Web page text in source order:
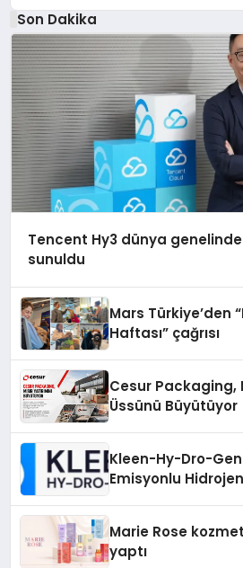
Son Dakika
Tencent Hy3 dünya
sunuldu
Mars Türkiye’den
Haftası” çağrısı
Cesur Packaging,
Üssünü Büyütüyor
Kleen-Hy-Dro-Gen
Emisyonlu
Marie Rose
yaptı